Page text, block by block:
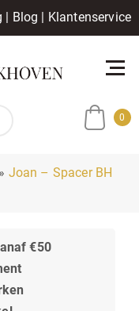
| Blog | Klantenservice
0
» Joan – Spacer BH
€50